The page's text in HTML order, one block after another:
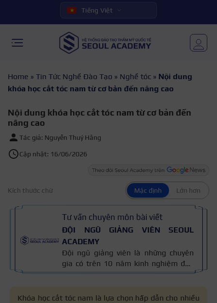
Tiếng Việt
Home » Tin Tức Nghề Đào Tạo » Nghề tóc » Nội dung
khóa học cắt tóc nam từ cơ bản đến nâng cao
Nội dung khóa học cắt tóc nam từ cơ bản đến
nâng cao
Tác giả: Nguyễn Thuý Hằng
Cập nhật: 16/06/2026
Kích thước chữ Mặc định Lớn hơn
Tư vấn chuyên môn bài viết
ĐỘI NGŨ GIẢNG VIÊN SEOUL
ACADEMY
Đội ngũ giảng viên là những chuyên
gia có trên 10 năm kinh nghiệm đào
tạo nghề và kiến thức thẩm mỹ
nối mi, trang điểm, tóc. Nội dung bài
Khóa học cắt tóc nam là lựa chọn hấp dẫn cho nhiều